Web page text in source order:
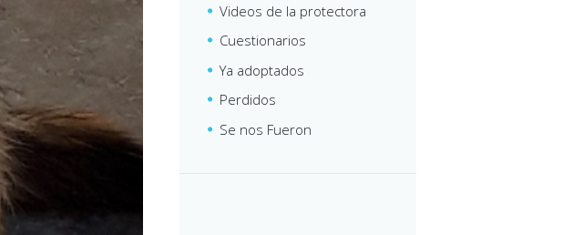
Videos de la protectora
Cuestionarios
Ya adoptados
Perdidos
Se nos Fueron